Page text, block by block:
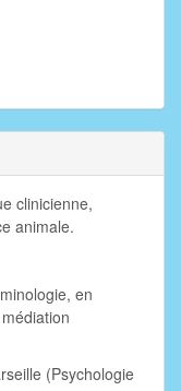
clinicienne,
animale.
en
(Psychologie